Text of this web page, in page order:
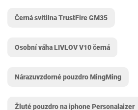
Černá svítilna TrustFire GM35
Osobní váha LIVLOV V10 černá
Nárazuvzdorné pouzdro MingMing
Žluté pouzdro na iphone Personalaizer